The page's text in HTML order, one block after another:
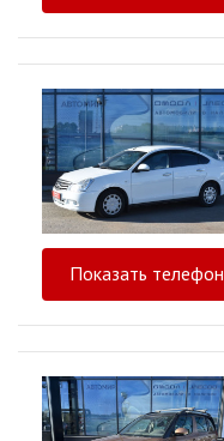
Показать телефон